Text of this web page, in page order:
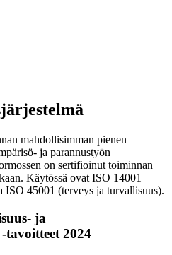
mahdollisimman pienen
ja parannustyön
on sertifioinut toiminnan
Käytössä ovat ISO 14001
45001 (terveys ja turvallisuus).
ja
2024